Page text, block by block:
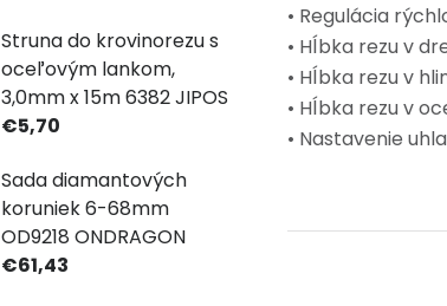
Struna do krovinorezu s
oceľovým lankom,
3,0mm x 15m 6382 JIPOS
€5,70
Sada diamantových
koruniek 6-68mm
OD9218 ONDRAGON
€61,43
• Regulácia
• Hĺbka rezu v
• Hĺbka rezu v
• Hĺbka rezu v
• Nastavenie